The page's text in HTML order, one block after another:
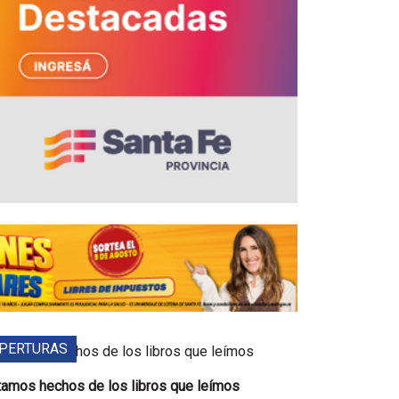
hechos de los libros que leímos